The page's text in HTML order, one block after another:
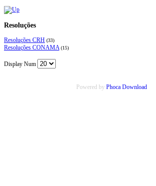
Resoluções
Resoluções CRH (33)
Resoluções CONAMA (15)
Display Num
Powered by Phoca Download